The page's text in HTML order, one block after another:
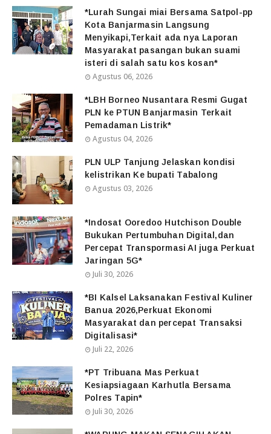
*Lurah Sungai miai Bersama Satpol-pp
Kota Banjarmasin Langsung
Menyikapi,Terkait ada nya Laporan
Masyarakat pasangan bukan suami
isteri di salah satu kos kosan*
Agustus 06, 2026
*LBH Borneo Nusantara Resmi Gugat
PLN ke PTUN Banjarmasin Terkait
Pemadaman Listrik*
Agustus 04, 2026
PLN ULP Tanjung Jelaskan kondisi
kelistrikan Ke bupati Tabalong
Agustus 03, 2026
*Indosat Ooredoo Hutchison Double
Bukukan Pertumbuhan Digital,dan
Percepat Transpormasi AI juga Perkuat
Jaringan 5G*
Juli 30, 2026
*BI Kalsel Laksanakan Festival Kuliner
Banua 2026,Perkuat Ekonomi
Masyarakat dan percepat Transaksi
Digitalisasi*
Juli 22, 2026
*PT Tribuana Mas Perkuat
Kesiapsiagaan Karhutla Bersama
Polres Tapin*
Juli 30, 2026